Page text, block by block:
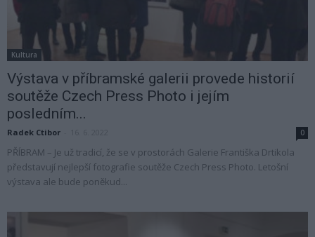
Kultura
Výstava v příbramské galerii provede historií
soutěže Czech Press Photo i jejím
posledním...
Radek Ctibor 0
PŘÍBRAM – Je už tradicí, že se v prostorách Galerie Františka Drtikola
představují nejlepší fotografie soutěže Czech Press Photo. Letošní
výstava ale bude poněkud...